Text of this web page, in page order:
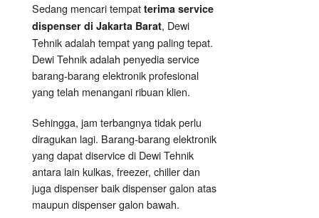
di
Barat
Sedang mencari tempat terima service
dispenser di Jakarta Barat, Dewi
Tehnik adalah tempat yang paling tepat.
Dewi Tehnik adalah penyedia service
barang-barang elektronik profesional
yang telah menangani ribuan klien.
Sehingga, jam terbangnya tidak perlu
diragukan lagi. Barang-barang elektronik
yang dapat diservice di Dewi Tehnik
antara lain kulkas, freezer, chiller dan
juga dispenser baik dispenser galon atas
maupun dispenser galon bawah.